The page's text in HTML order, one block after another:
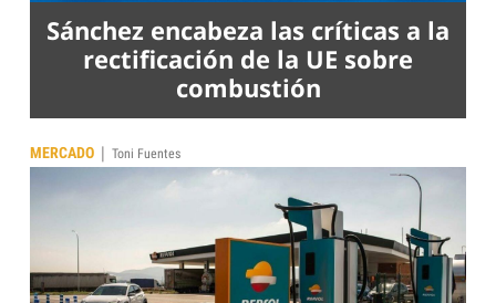
Sánchez encabeza las críticas a la
rectificación de la UE sobre
combustión
MERCADO | Toni Fuentes